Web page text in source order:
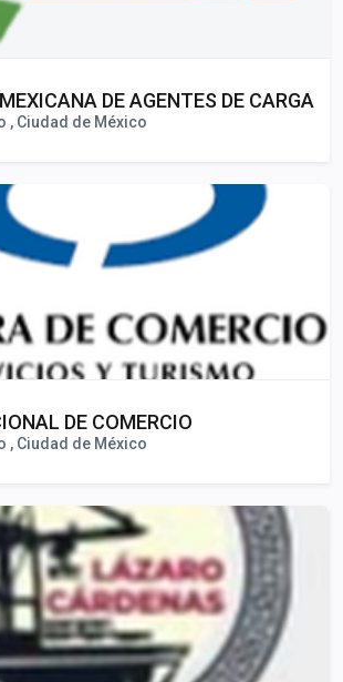
DE AGENTES DE CARGA
, Ciudad de México
DE COMERCIO
, Ciudad de México